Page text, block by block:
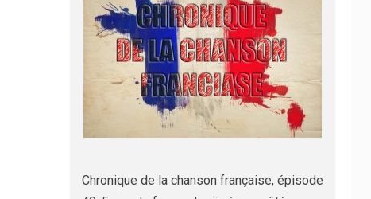
Chronique de la chanson française, épisode